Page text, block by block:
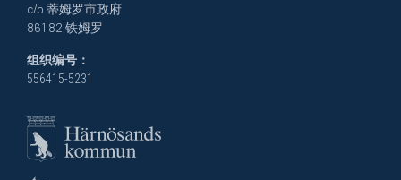
c/o 蒂姆罗市政府
861 82 铁姆罗
组织编号：
556415-5231